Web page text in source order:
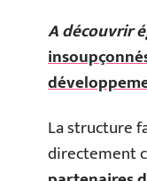
A découvrir
La structure
directement